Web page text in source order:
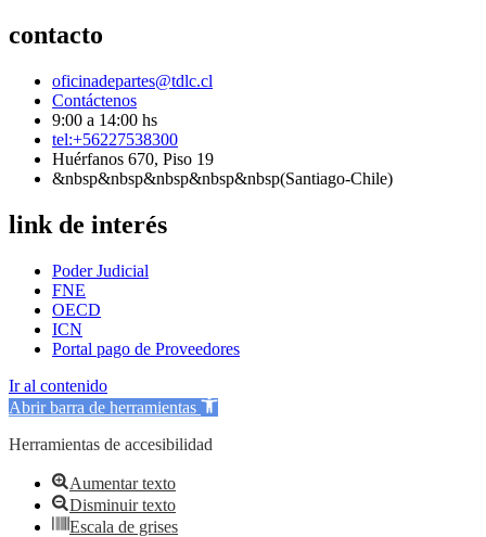
contacto
oficinadepartes@tdlc.cl
Contáctenos
9:00 a 14:00 hs
tel:+56227538300
Huérfanos 670, Piso 19
&nbsp&nbsp&nbsp&nbsp&nbsp(Santiago-Chile)
link de interés
Poder Judicial
FNE
OECD
ICN
Portal pago de Proveedores
Ir al contenido
Abrir barra de herramientas
Herramientas de accesibilidad
Aumentar texto
Disminuir texto
Escala de grises